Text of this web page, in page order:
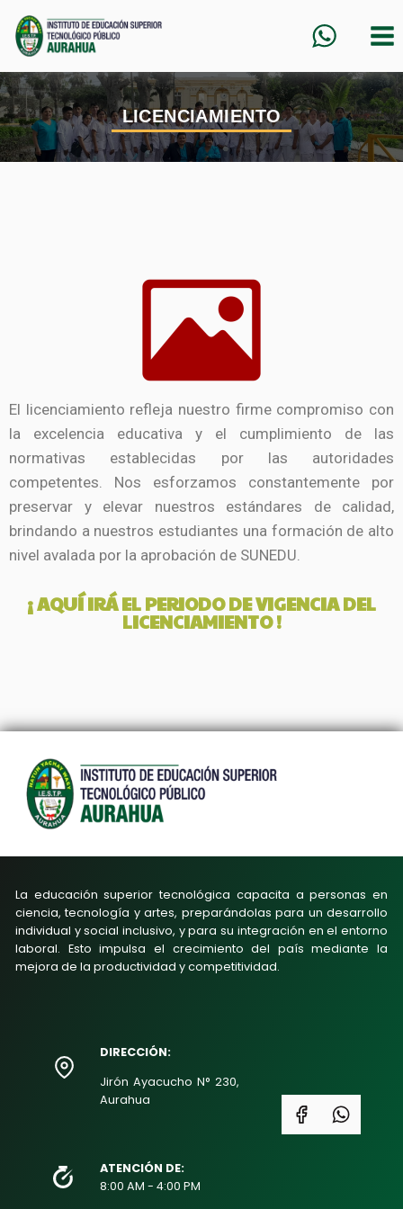
LICENCIAMIENTO
El licenciamiento refleja nuestro firme compromiso con
la excelencia educativa y el cumplimiento de las
normativas establecidas por las autoridades
competentes. Nos esforzamos constantemente por
preservar y elevar nuestros estándares de calidad,
brindando a nuestros estudiantes una formación de alto
nivel avalada por la aprobación de SUNEDU.
¡ AQUÍ IRÁ EL PERIODO DE VIGENCIA DEL
LICENCIAMIENTO !
La educación superior tecnológica capacita a personas en
ciencia, tecnología y artes, preparándolas para un desarrollo
individual y social inclusivo, y para su integración en el entorno
laboral. Esto impulsa el crecimiento del país mediante la
mejora de la productividad y competitividad.
DIRECCIÓN:
Jirón Ayacucho N° 230,
Aurahua
ATENCIÓN DE:
8:00 AM - 4:00 PM